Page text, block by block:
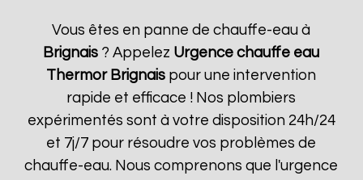
Vous êtes en panne de chauffe-eau à
Brignais ? Appelez Urgence chauffe eau
Thermor Brignais pour une intervention
rapide et efficace ! Nos plombiers
expérimentés sont à votre disposition 24h/24
et 7j/7 pour résoudre vos problèmes de
chauffe-eau. Nous comprenons que l'urgence